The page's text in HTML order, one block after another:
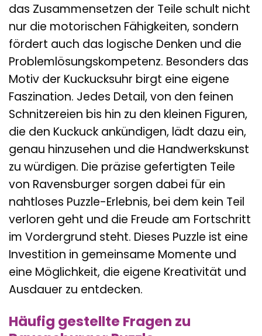
das Zusammensetzen der Teile schult nicht
nur die motorischen Fähigkeiten, sondern
fördert auch das logische Denken und die
Problemlösungskompetenz. Besonders das
Motiv der Kuckucksuhr birgt eine eigene
Faszination. Jedes Detail, von den feinen
Schnitzereien bis hin zu den kleinen Figuren,
die den Kuckuck ankündigen, lädt dazu ein,
genau hinzusehen und die Handwerkskunst
zu würdigen. Die präzise gefertigten Teile
von Ravensburger sorgen dabei für ein
nahtloses Puzzle-Erlebnis, bei dem kein Teil
verloren geht und die Freude am Fortschritt
im Vordergrund steht. Dieses Puzzle ist eine
Investition in gemeinsame Momente und
eine Möglichkeit, die eigene Kreativität und
Ausdauer zu entdecken.
Häufig gestellte Fragen zu